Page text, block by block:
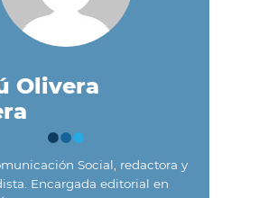
Olivera
Social, redactora y
Encargada editorial en